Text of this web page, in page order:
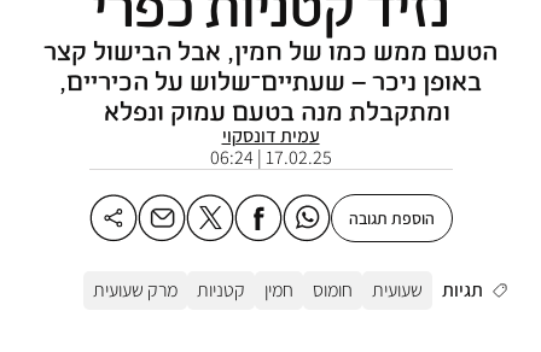
הטעם ממש כמו של חמין, אבל הבישול קצר
באופן ניכר – שעתיים־שלוש על הכיריים,
ומתקבלת מנה בטעם עמוק ונפלא
עמית דונסקוי
17.02.25 | 06:24
הוספת תגובה
תגיות שעועית חומוס חמין קטניות מרק שעועית